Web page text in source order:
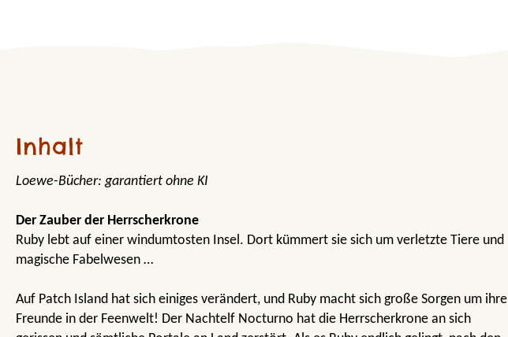
Inhalt
Loewe-Bücher: garantiert ohne KI
Der Zauber der Herrscherkrone
Ruby lebt auf einer windumtosten Insel. Dort kümmert sie sich um verletzte Tiere und
magische Fabelwesen …
Auf Patch Island hat sich einiges verändert, und Ruby macht sich große Sorgen um ihre
Freunde in der Feenwelt! Der Nachtelf Nocturno hat die Herrscherkrone an sich